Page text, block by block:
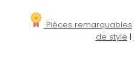
Pièces remarquables
de style |